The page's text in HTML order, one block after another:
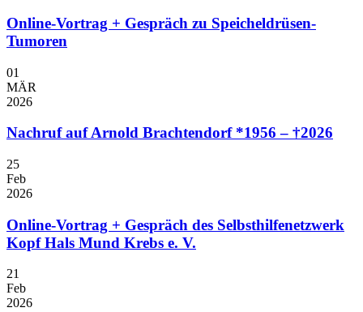
Online-Vortrag + Gespräch zu Speicheldrüsen-
Tumoren
01
MÄR
2026
Nachruf auf Arnold Brachtendorf *1956 – †2026
25
Feb
2026
Online-Vortrag + Gespräch des Selbsthilfenetzwerk
Kopf Hals Mund Krebs e. V.
21
Feb
2026